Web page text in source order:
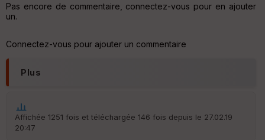
an
sp
Pas encore de commentaire, connectez-vous pour en ajouter
un.
Connectez-vous pour ajouter un commentaire
Plus
Affichée 1251 fois et téléchargée 146 fois depuis le 27.02.19
20:47